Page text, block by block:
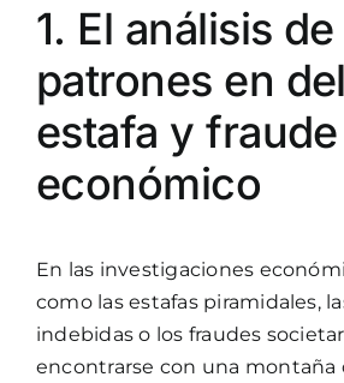
1. El análisis de
patrones en
estafa y fraude
económico
En las investigaciones
como las estafas piramidales,
indebidas o los fraudes
encontrarse con una montaña